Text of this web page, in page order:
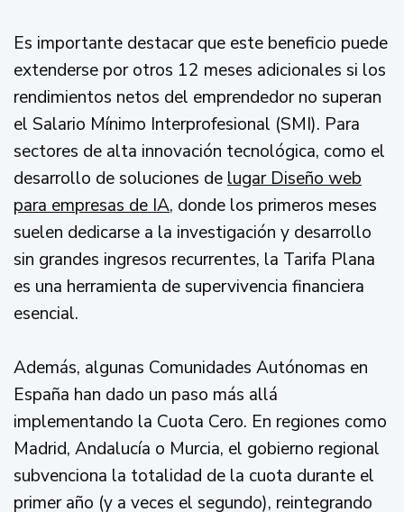
Es importante destacar que este beneficio puede
extenderse por otros 12 meses adicionales si los
rendimientos netos del emprendedor no superan
el Salario Mínimo Interprofesional (SMI). Para
sectores de alta innovación tecnológica, como el
desarrollo de soluciones de lugar Diseño web
para empresas de IA, donde los primeros meses
suelen dedicarse a la investigación y desarrollo
sin grandes ingresos recurrentes, la Tarifa Plana
es una herramienta de supervivencia financiera
esencial.
Además, algunas Comunidades Autónomas en
España han dado un paso más allá
implementando la Cuota Cero. En regiones como
Madrid, Andalucía o Murcia, el gobierno regional
subvenciona la totalidad de la cuota durante el
primer año (y a veces el segundo), reintegrando